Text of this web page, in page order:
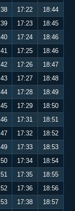
17:22
18:44
17:23
18:45
17:24
18:46
17:25
18:46
17:26
18:47
17:27
18:48
17:28
18:49
17:29
18:50
17:31
18:51
17:32
18:52
17:33
18:53
17:34
18:54
17:35
18:55
17:36
18:56
17:38
18:57